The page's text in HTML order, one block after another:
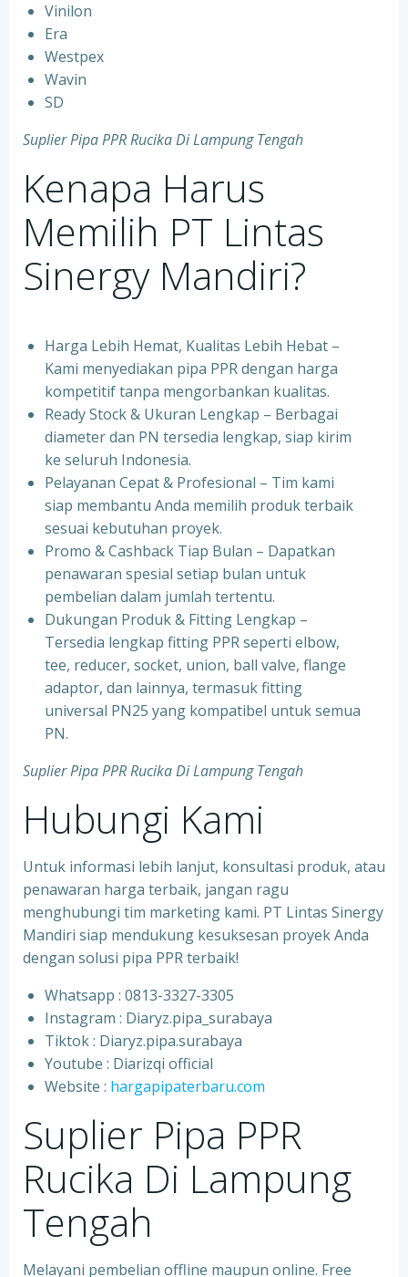
⁠Vinilon
⁠Era
⁠Westpex
⁠Wavin
⁠SD
Suplier Pipa PPR Rucika Di Lampung Tengah
Kenapa Harus
Memilih PT Lintas
Sinergy Mandiri?
Harga Lebih Hemat, Kualitas Lebih Hebat –
Kami menyediakan pipa PPR dengan harga
kompetitif tanpa mengorbankan kualitas.
⁠Ready Stock & Ukuran Lengkap – Berbagai
diameter dan PN tersedia lengkap, siap kirim
ke seluruh Indonesia.
⁠Pelayanan Cepat & Profesional – Tim kami
siap membantu Anda memilih produk terbaik
sesuai kebutuhan proyek.
⁠Promo & Cashback Tiap Bulan – Dapatkan
penawaran spesial setiap bulan untuk
pembelian dalam jumlah tertentu.
⁠Dukungan Produk & Fitting Lengkap –
Tersedia lengkap fitting PPR seperti elbow,
tee, reducer, socket, union, ball valve, flange
adaptor, dan lainnya, termasuk fitting
universal PN25 yang kompatibel untuk semua
PN.
Suplier Pipa PPR Rucika Di Lampung Tengah
Hubungi Kami
Untuk informasi lebih lanjut, konsultasi produk, atau
penawaran harga terbaik, jangan ragu
menghubungi tim marketing kami. PT Lintas Sinergy
Mandiri siap mendukung kesuksesan proyek Anda
dengan solusi pipa PPR terbaik!
Whatsapp : 0813-3327-3305
⁠Instagram : Diaryz.pipa_surabaya
⁠Tiktok : Diaryz.pipa.surabaya
⁠Youtube : Diarizqi official
⁠Website : hargapipaterbaru.com
Suplier Pipa PPR
Rucika Di Lampung
Tengah
Melayani pembelian offline maupun online. Free